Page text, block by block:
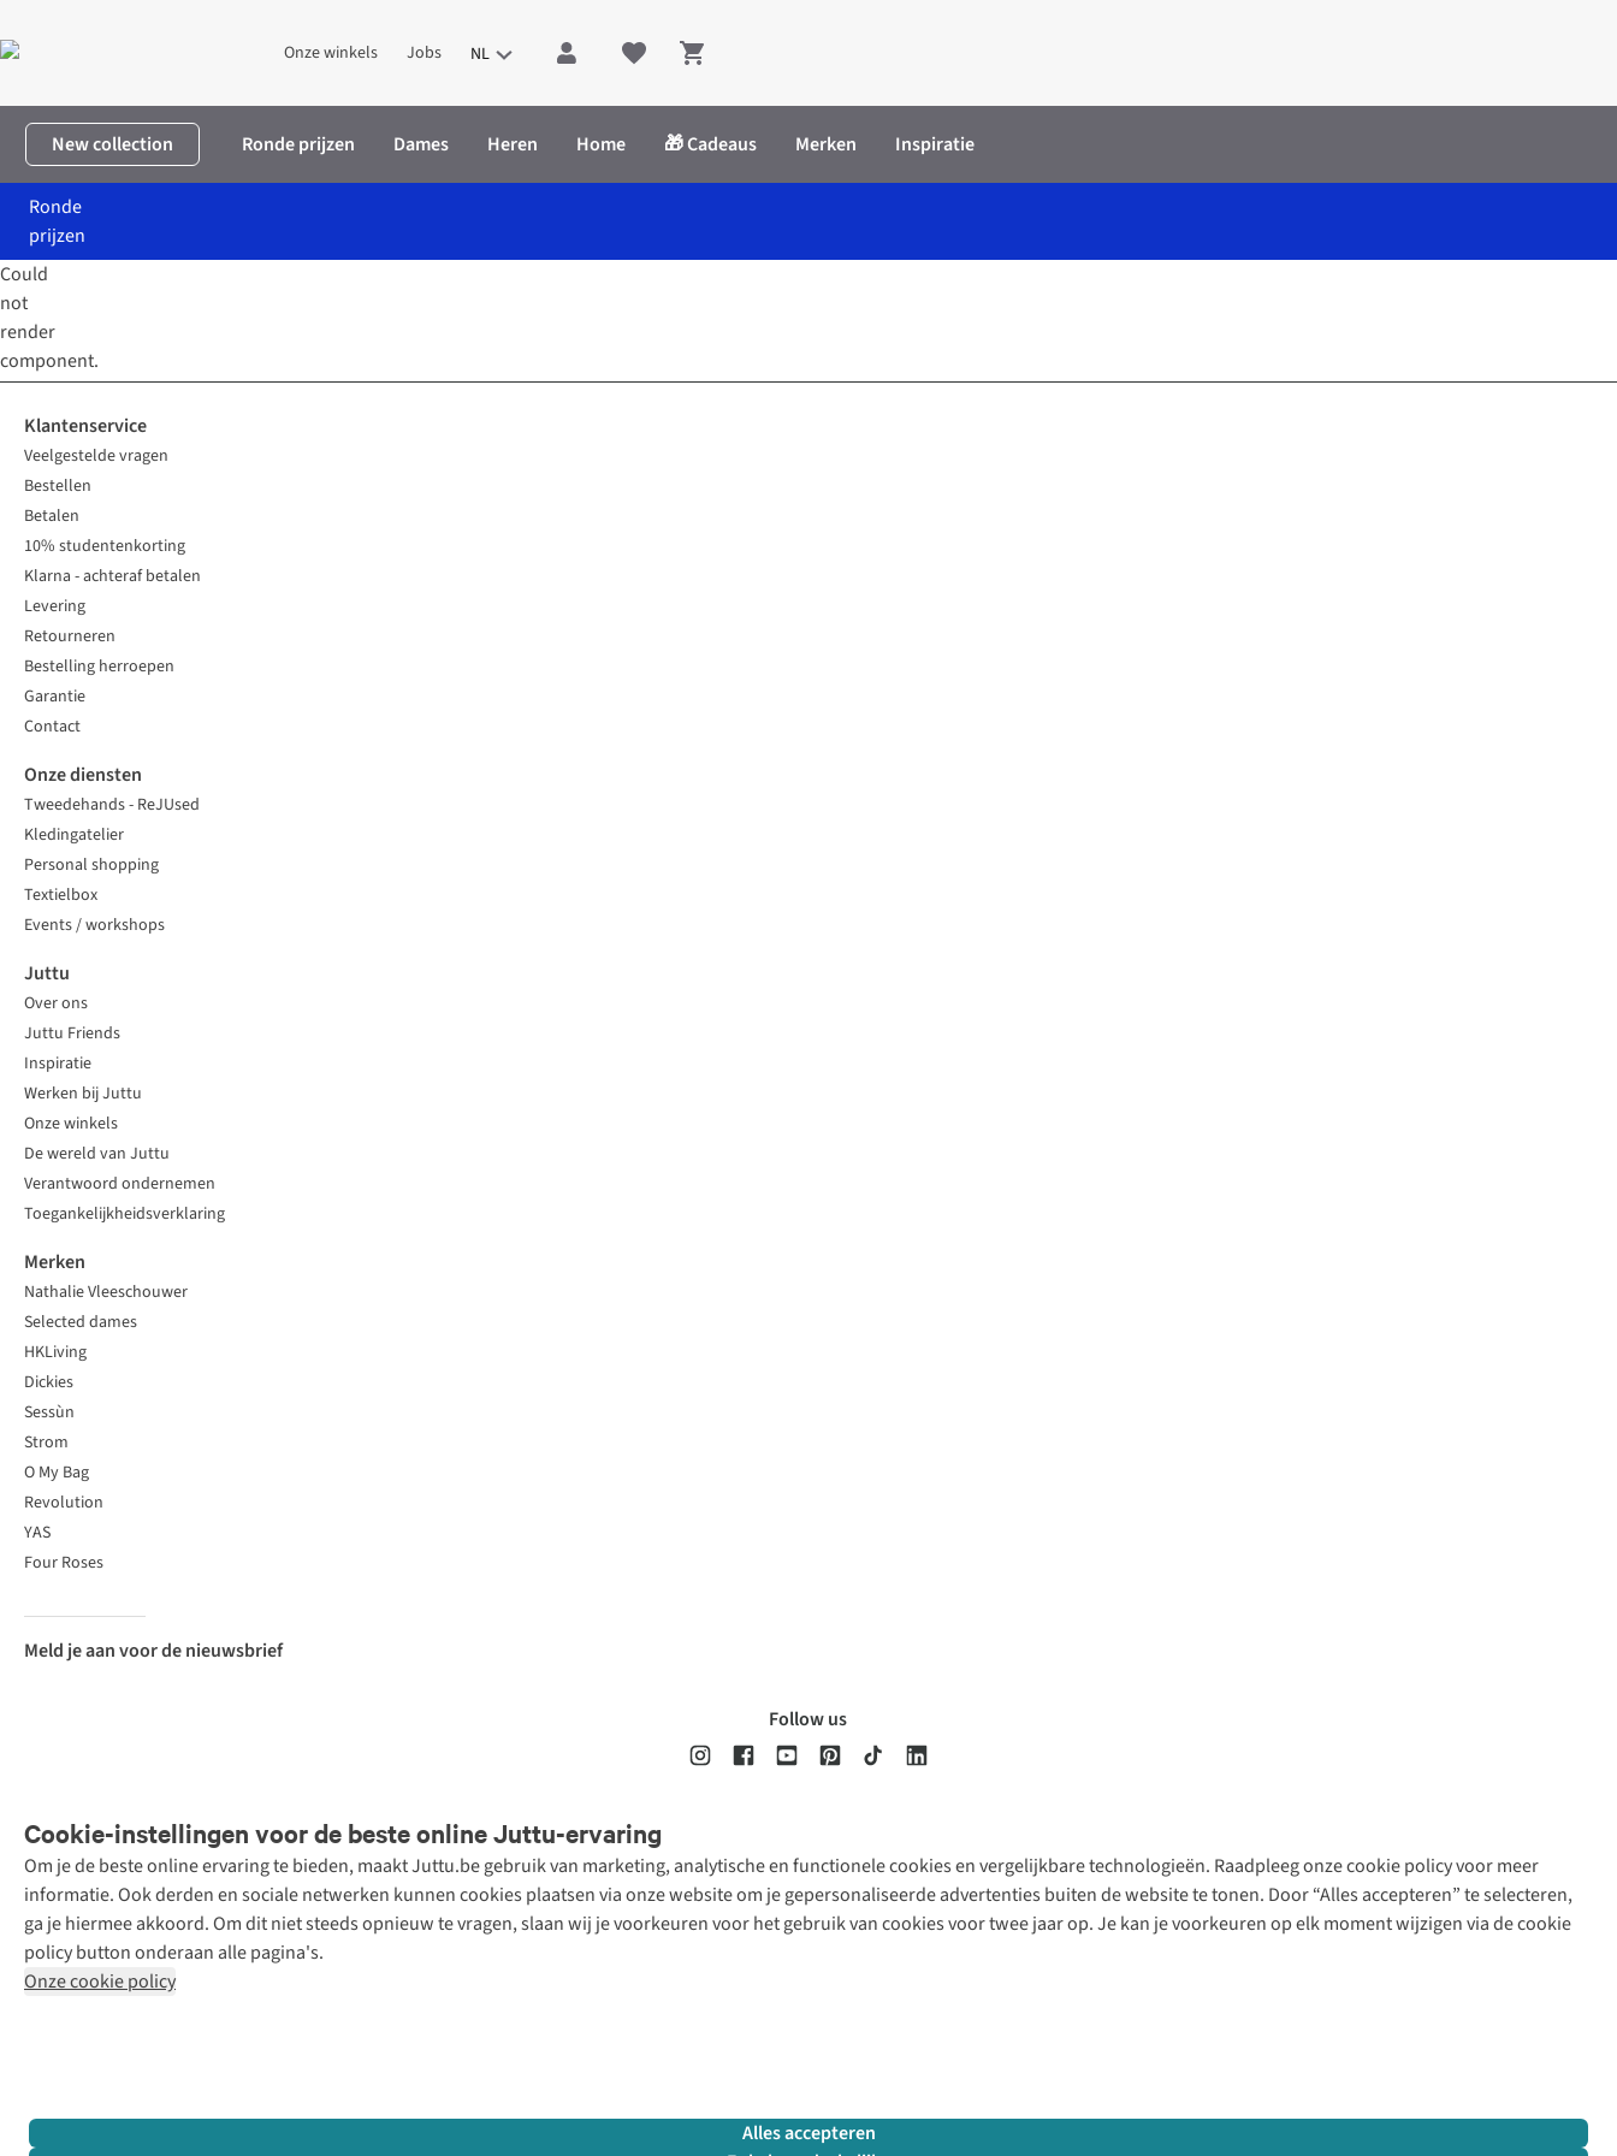
Onze winkels Jobs NL Shopping cart
New collection Ronde prijzen Dames Heren Home 🎁 Cadeaus Merken Inspiratie
Ronde
prijzen
Home
Could
not
render
component.
Cookie-instellingen voor de beste online Juttu-ervaring
Om je de beste online ervaring te bieden, maakt Juttu.be gebruik van marketing, analytische en functionele cookies en vergelijkbare technologieën. Raadpleeg onze cookie policy voor meer
informatie. Ook derden en sociale netwerken kunnen cookies plaatsen via onze website om je gepersonaliseerde advertenties buiten de website te tonen. Door “Alles accepteren” te selecteren,
ga je hiermee akkoord. Om dit niet steeds opnieuw te vragen, slaan wij je voorkeuren voor het gebruik van cookies voor twee jaar op. Je kan je voorkeuren op elk moment wijzigen via de cookie
policy button onderaan alle pagina's.
Onze cookie policy
Alles accepteren
Klantenservice
Veelgestelde vragen
Bestellen
Betalen
10% studentenkorting
Klarna - achteraf betalen
Levering
Retourneren
Bestelling herroepen
Garantie
Contact
Onze diensten
Tweedehands - ReJUsed
Kledingatelier
Personal shopping
Textielbox
Events / workshops
Juttu
Over ons
Juttu Friends
Inspiratie
Werken bij Juttu
Onze winkels
De wereld van Juttu
Verantwoord ondernemen
Toegankelijkheidsverklaring
Merken
Nathalie Vleeschouwer
Selected dames
HKLiving
Dickies
Sessùn
Strom
O My Bag
Revolution
YAS
Four Roses
Meld je aan voor de nieuwsbrief
Follow us
Disclaimer Privacy Policy
Retail Concepts
N.V.,
Smallandlaan
9, 2660
BTW BE